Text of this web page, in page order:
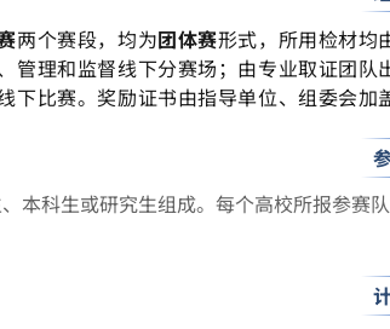
两个赛段，均为团体赛形式，所用检材均
管理和监督线下分赛场；由专业取证团队
下比赛。奖励证书由指导单位、组委会加
本科生或研究生组成。每个高校所报参赛